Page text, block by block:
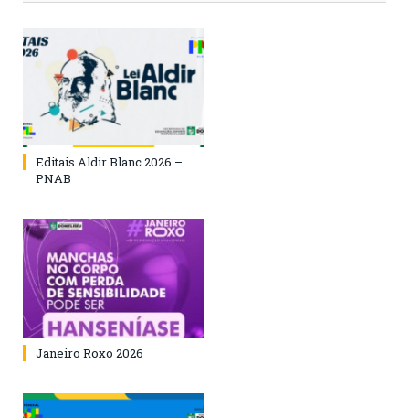
Editais Aldir Blanc 2026 –
PNAB
Janeiro Roxo 2026